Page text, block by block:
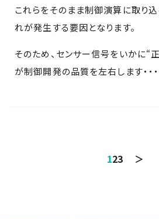
これらをそのまま制御演算に取り
れが発生する要因となります。
そのため、センサー信号をいかに“
が制御開発の品質を左右します・・・
123 ＞